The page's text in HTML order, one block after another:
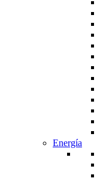
Energía